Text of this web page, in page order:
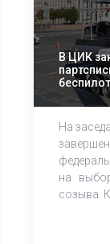
В ЦИК
На
на
созыва.